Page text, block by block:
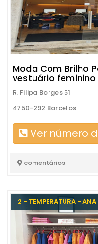
Moda Com Brilho
vestuário feminino
R. Filipa Borges 51
4750-292 Barcelos
Ver número
comentários
2 - TEMPERATURA - ANA